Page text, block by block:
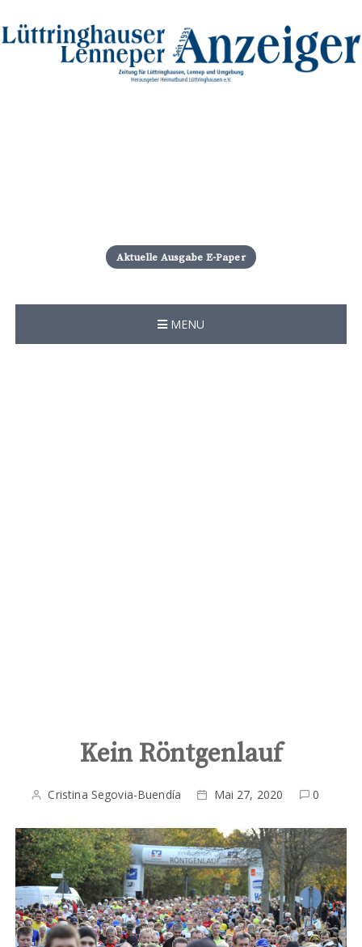
i
p
c
Aktuelle Ausgabe E-Paper
MENU
Kein Röntgenlauf
Cristina Segovia-Buendía Mai 27, 2020 0